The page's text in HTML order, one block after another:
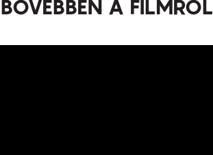
BŐVEBBEN A FILMRŐL